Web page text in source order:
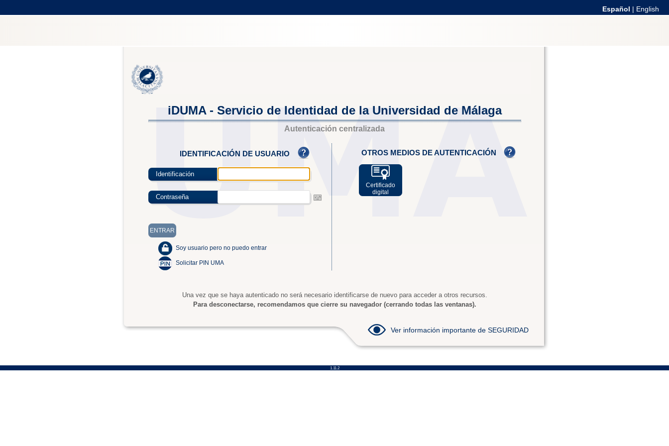
Español | English
iDUMA - Servicio de Identidad de la Universidad de Málaga
Autenticación centralizada
IDENTIFICACIÓN DE USUARIO
Identificación
Contraseña
Soy usuario pero no puedo entrar
Solicitar PIN UMA
OTROS MEDIOS DE AUTENTICACIÓN
Certificado
digital
Una vez que se haya autenticado no será necesario identificarse de nuevo para acceder a otros recursos.
Para desconectarse, recomendamos que cierre su navegador (cerrando todas las ventanas).
Ver información importante de SEGURIDAD
1.11.2